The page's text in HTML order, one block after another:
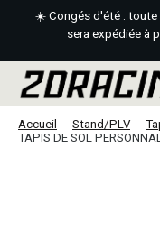
☀️ Congés d'été : toute
sera expédiée à
Accueil Stand/PLV
TAPIS DE SOL